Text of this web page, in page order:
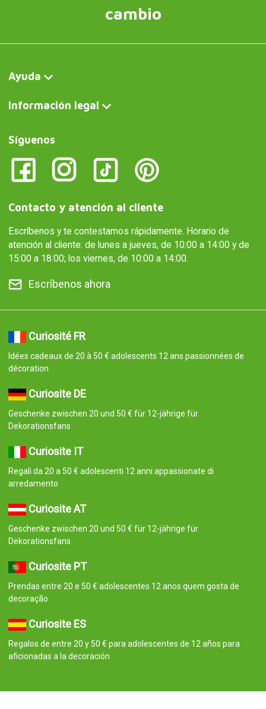
cambio
Ayuda
Información legal
Síguenos
Contacto y atención al cliente
Escríbenos y te contestamos rápidamente. Horario de
atención al cliente: de lunes a jueves, de 10:00 a 14:00 y de
15:00 a 18:00; los viernes, de 10:00 a 14:00.
Escríbenos ahora
Curiosité FR
Idées cadeaux de 20 à 50 € adolescents 12 ans passionnées de
décoration
Curiosite DE
Geschenke zwischen 20 und 50 € für 12-jährige für
Dekorationsfans
Curiosite IT
Regali da 20 a 50 € adolescenti 12 anni appassionate di
arredamento
Curiosite AT
Geschenke zwischen 20 und 50 € für 12-jährige für
Dekorationsfans
Curiosite PT
Prendas entre 20 e 50 € adolescentes 12 anos quem gosta de
decoração
Curiosite ES
Regalos de entre 20 y 50 € para adolescentes de 12 años para
aficionadas a la decoración